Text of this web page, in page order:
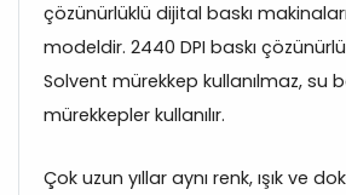
çözünürlüklü dijital baskı
modeldir. 2440 DPI baskı
Solvent mürekkep kullanılmaz, su
mürekkepler kullanılır.
Çok uzun yıllar aynı renk, ışık ve